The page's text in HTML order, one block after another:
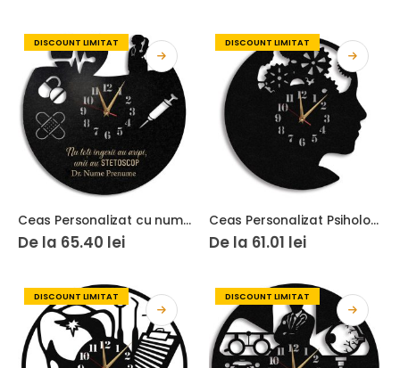
DISCOUNT LIMITAT
Ceas Personalizat cu nume Doctorita 01
De la 65.40 lei
DISCOUNT LIMITAT
Ceas Personalizat Psihologie 01
De la 61.01 lei
DISCOUNT LIMITAT DISCOUNT LIMITAT